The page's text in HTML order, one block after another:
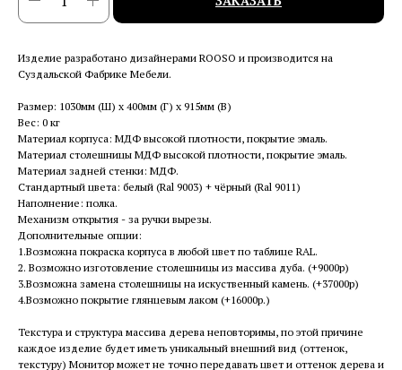
Изделие разработано дизайнерами ROOSO и производится на
Суздальской Фабрике Мебели.
Размер: 1030мм (Ш) x 400мм (Г) x 915мм (В)
Вес: 0 кг
Материал корпуса: МДФ высокой плотности, покрытие эмаль.
Материал столешницы МДФ высокой плотности, покрытие эмаль.
Материал задней стенки: МДФ.
Стандартный цвета: белый (Ral 9003) + чёрный (Ral 9011)
Наполнение: полка.
Механизм открытия - за ручки вырезы.
Дополнительные опции:
1.Возможна покраска корпуса в любой цвет по таблице RAL.
2. Возможно изготовление столешницы из массива дуба. (+9000р)
3.Возможна замена столешницы на искуственный камень. (+37000р)
4.Возможно покрытие глянцевым лаком (+16000р.)
Текстура и структура массива дерева неповторимы, по этой причине
каждое изделие будет иметь уникальный внешний вид (оттенок,
текстуру) Монитор может не точно передавать цвет и оттенок дерева и